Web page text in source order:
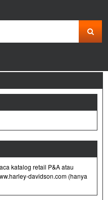
RATA TANGKI
katalog retail P&A atau
davidson.com (hanya